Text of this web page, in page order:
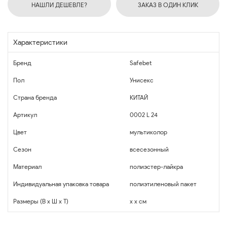
НАШЛИ ДЕШЕВЛЕ? ЗАКАЗ В ОДИН КЛИК
Характеристики
Бренд Safebet
Пол Унисекс
Страна бренда КИТАЙ
Артикул 0002 L 24
Цвет мультиколор
Сезон всесезонный
Материал полиэстер-лайкра
Индивидуальная упаковка товара полиэтиленовый пакет
Размеры (В x Ш x Т) x x см